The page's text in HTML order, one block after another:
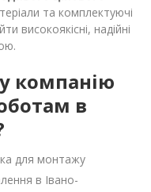
та комплектуючі
високоякісні, надійні
компанію
в
для монтажу
в Івано-